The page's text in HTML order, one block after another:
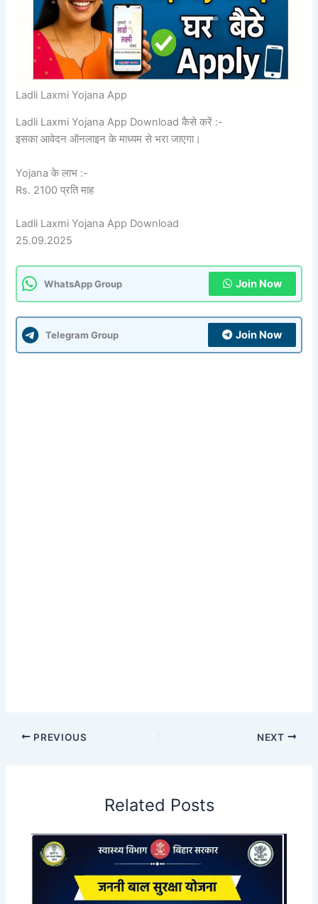
Ladli Laxmi Yojana App
Ladli Laxmi Yojana App Download कैसे करें :-
इसका आवेदन ऑनलाइन के माध्यम से भरा जाएगा।
Yojana के लाभ :-
Rs. 2100 प्रति माह
Ladli Laxmi Yojana App Download
25.09.2025
WhatsApp Group Join Now
Telegram Group Join Now
PREVIOUS NEXT
Related Posts